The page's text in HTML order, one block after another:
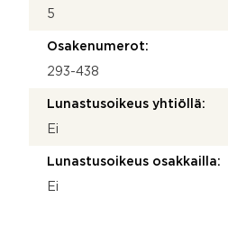
5
Osakenumerot:
293-438
Lunastusoikeus yhtiöllä:
Ei
Lunastusoikeus osakkailla:
Ei